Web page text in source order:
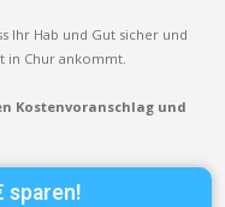
Ihr Hab und Gut sicher und
in Chur ankommt.
Kostenvoranschlag und
sparen!